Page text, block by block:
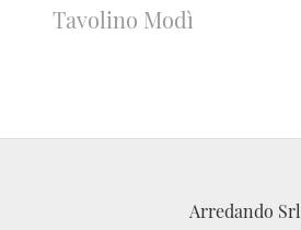
Tavolino Modì
Arredando Srl